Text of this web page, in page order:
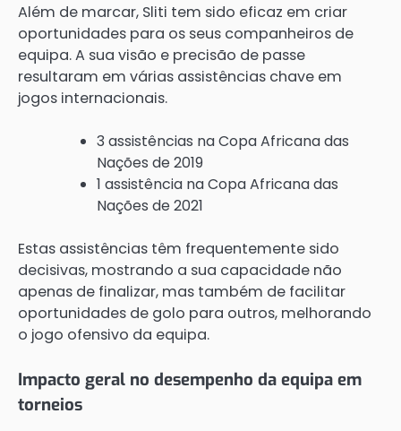
Além de marcar, Sliti tem sido eficaz em criar
oportunidades para os seus companheiros de
equipa. A sua visão e precisão de passe
resultaram em várias assistências chave em
jogos internacionais.
3 assistências na Copa Africana das
Nações de 2019
1 assistência na Copa Africana das
Nações de 2021
Estas assistências têm frequentemente sido
decisivas, mostrando a sua capacidade não
apenas de finalizar, mas também de facilitar
oportunidades de golo para outros, melhorando
o jogo ofensivo da equipa.
Impacto geral no desempenho da equipa em
torneios